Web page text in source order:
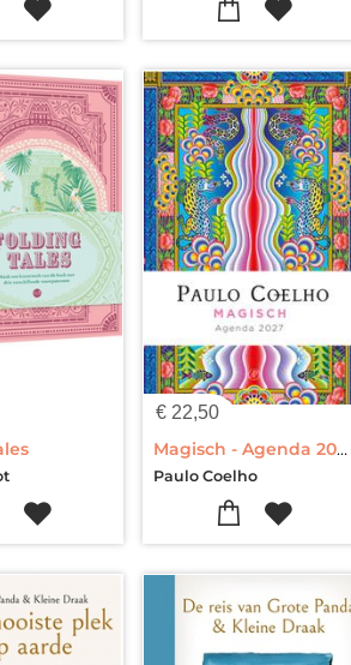
€ 22,50
Magisch - Agenda 2027
Paulo Coelho